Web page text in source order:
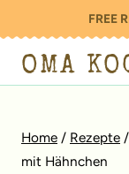
Inhalt
springen
FREE
OMA
Home / Rezepte /
mit Hähnchen